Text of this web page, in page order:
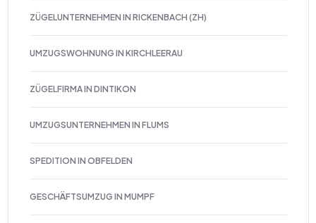
ZÜGELUNTERNEHMEN IN RICKENBACH (ZH)
UMZUGSWOHNUNG IN KIRCHLEERAU
ZÜGELFIRMA IN DINTIKON
UMZUGSUNTERNEHMEN IN FLUMS
SPEDITION IN OBFELDEN
GESCHÄFTSUMZUG IN MUMPF